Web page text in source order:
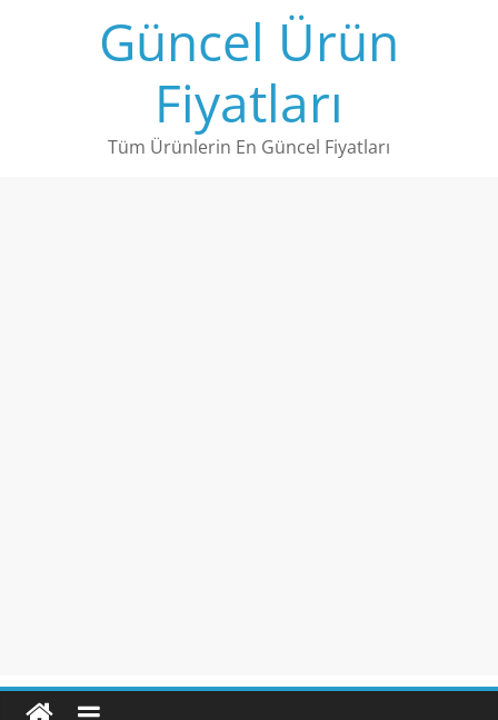
Güncel Ürün
Fiyatları
Tüm Ürünlerin En Güncel Fiyatları